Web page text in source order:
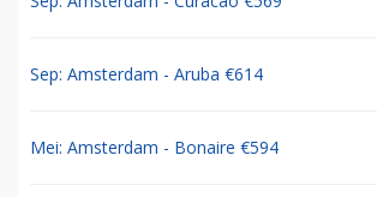
Sep: Amsterdam - Aruba €614
Mei: Amsterdam - Bonaire €594